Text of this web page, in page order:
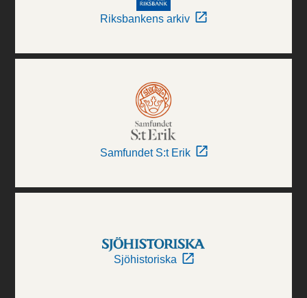
Riksbankens arkiv
Samfundet S:t Erik
Sjöhistoriska